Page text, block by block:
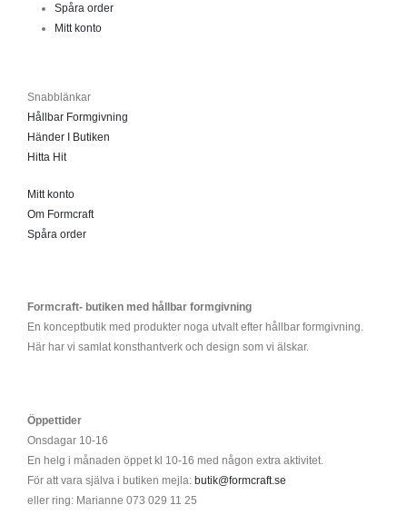
Spåra order
Mitt konto
Snabblänkar
Hållbar Formgivning
Händer I Butiken
Hitta Hit
Mitt konto
Om Formcraft
Spåra order
Formcraft- butiken med hållbar formgivning
En konceptbutik med produkter noga utvalt efter hållbar formgivning.
Här har vi samlat konsthantverk och design som vi älskar.
Öppettider
Onsdagar 10-16
En helg i månaden öppet kl 10-16 med någon extra aktivitet.
För att vara själva i butiken mejla: butik@formcraft.se
eller ring: Marianne 073 029 11 25